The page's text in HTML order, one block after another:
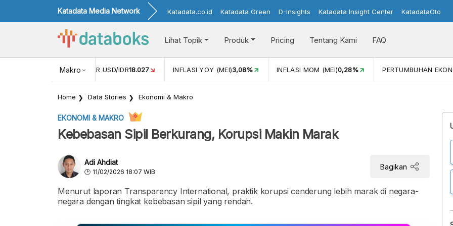
Katadata Media Network Katadata.co.id Katadata Green D-Insights Katadata Insight Center KatadataOto
Lihat Topik Produk Pricing Tentang Kami FAQ
Makro
NILAI TUKAR USD/IDR18.027 INFLASI YOY (MEI)3,08% INFLASI MOM (MEI)0,28% PERTUMBUHAN
Home Data Stories Ekonomi & Makro
EKONOMI & MAKRO
Kebebasan Sipil Berkurang, Korupsi Makin Marak
Adi Ahdiat
11/02/2026 18:07 WIB
Bagikan
Menurut laporan Transparency International, praktik korupsi cenderung lebih marak di negara-
negara dengan tingkat kebebasan sipil yang rendah.